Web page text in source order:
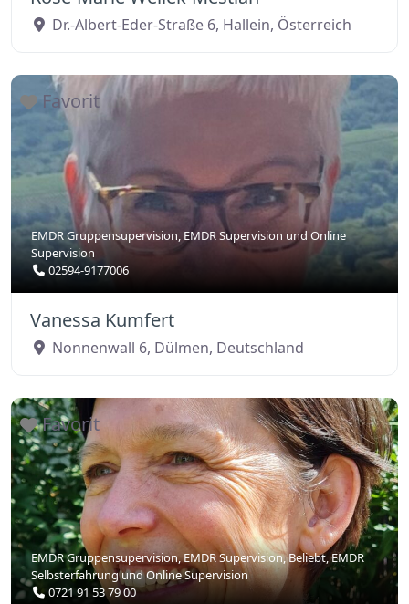
Dr.-Albert-Eder-Straße 6, Hallein, Österreich
Favorit
EMDR Gruppensupervision, EMDR Supervision und Online
Supervision
02594-9177006
Vanessa Kumfert
Nonnenwall 6, Dülmen, Deutschland
Favorit
EMDR Gruppensupervision,EMDR Supervision,Beliebt,EMDR
SelbsterfahrungundOnline Supervision
0721 91 53 79 00